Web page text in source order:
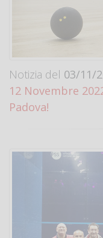
Notizia del 03/11/
12 Novembre
Padova!